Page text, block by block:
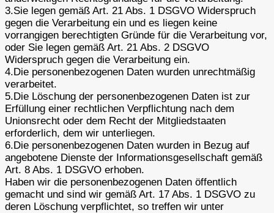
3.Sie legen gemäß Art. 21 Abs. 1 DSGVO Widerspruch
gegen die Verarbeitung ein und es liegen keine
vorrangigen berechtigten Gründe für die Verarbeitung vor,
oder Sie legen gemäß Art. 21 Abs. 2 DSGVO
Widerspruch gegen die Verarbeitung ein.
4.Die personenbezogenen Daten wurden unrechtmäßig
verarbeitet.
5.Die Löschung der personenbezogenen Daten ist zur
Erfüllung einer rechtlichen Verpflichtung nach dem
Unionsrecht oder dem Recht der Mitgliedstaaten
erforderlich, dem wir unterliegen.
6.Die personenbezogenen Daten wurden in Bezug auf
angebotene Dienste der Informationsgesellschaft gemäß
Art. 8 Abs. 1 DSGVO erhoben.
Haben wir die personenbezogenen Daten öffentlich
gemacht und sind wir gemäß Art. 17 Abs. 1 DSGVO zu
deren Löschung verpflichtet, so treffen wir unter